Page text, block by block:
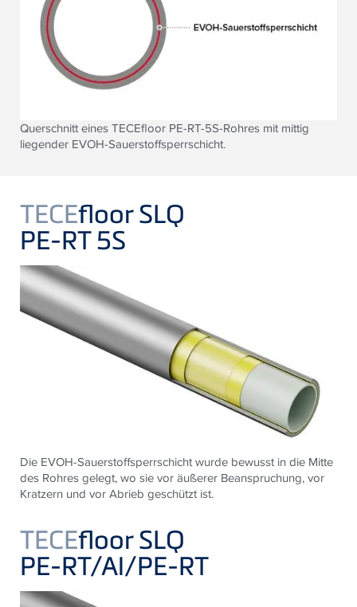
Querschnitt eines TECEfloor PE-RT-5S-Rohres mit mittig
liegender EVOH-Sauerstoffsperrschicht.
TECEfloor SLQ
PE-RT 5S
Die EVOH-Sauerstoffsperrschicht wurde bewusst in die Mitte
des Rohres gelegt, wo sie vor äußerer Beanspruchung, vor
Kratzern und vor Abrieb geschützt ist.
TECEfloor SLQ
PE-RT/Al/PE-RT